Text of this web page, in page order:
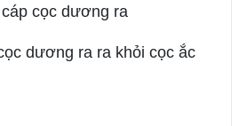
cọc dương ra
dương ra ra khỏi cọc ắc